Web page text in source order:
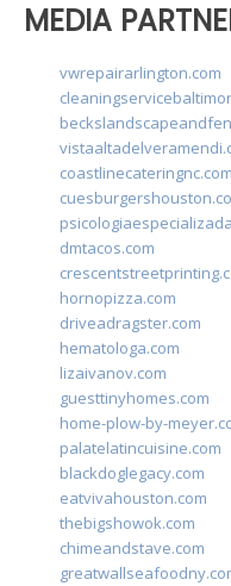
MEDIA
vwrepairarlington.com
coastlinecateringnc.com
dmtacos.com
hornopizza.com
driveadragster.com
hematologa.com
lizaivanov.com
guesttinyhomes.com
home-plow-by-
palatelatincuisine.com
blackdoglegacy.com
eatvivahouston.com
thebigshowok.com
chimeandstave.com